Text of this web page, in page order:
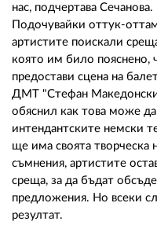
нас, подчертава Сечанова.
Подочувайки оттук-
артистите поискали
която им било пояснено,
предостави сцена на
ДМТ "Стефан
обяснил как това може
интендантските немски
ще има своята творческа
съмнения, артистите
среща, за да бъдат
предложения. Но всеки
резултат.